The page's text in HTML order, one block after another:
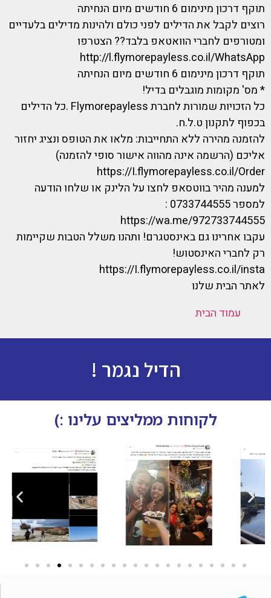
תוקף דרכון מינימום 6 חודשים מיום הנחיתה
רוצים לקבל את הדילים לפני כולם ולהינות מדילים בלעדיים
ומטורפים לחברי הוואטאפ בלבד?? הצטרפו
http://l.flymorepayless.co.il/WhatsApp
תוקף דרכון מינימום 6 חודשים מיום הנחיתה
* מס' מקומות מוגבלים בדיל!
כל הזכויות שמורות לחברת Flymorepayless .כל הדילים
בכפוף לתקנון ט.ל.ח.
להזמנה מהירה ללא התחייבות: מלאו את הטופס ונציג יחזור
אליכם (הרשמה אינה מהווה אישור סופי להזמנה)
https://I.flymorepayless.co.il/Order
למענה מהיר בווטסאפ לחצו על הלינק או שלחו הודעה
למספר 0733744555 :
https://wa.me/972733744555
עקבו אחרינו גם באינסטגרם! ותהנו משלל הטבות שקיימות
רק לחברי האינסטוש!
https://I.flymorepayless.co.il/insta
לאתר הבית שלנו
עמוד הבית
הדיל נגמר !
לקוחות ממליצים עלינו :)